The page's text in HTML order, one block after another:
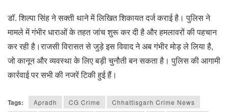
डॉ. शिल्पा सिंह ने सक्ती थाने में लिखित शिकायत दर्ज कराई है। पुलिस ने
मामले में गंभीर धाराओं के तहत जांच शुरू कर दी है और हमलावरों की पहचान
कर रही है।राजसी विरासत से जुड़े इस विवाद ने अब गंभीर मोड़ ले लिया है,
जो कानून और व्यवस्था के लिए बड़ी चुनौती बन सकता है। पुलिस की आगामी
कार्रवाई पर सभी की नजरें टिकी हुई हैं।
Tags: Apradh CG Crime
Chhattisgarh Crime News